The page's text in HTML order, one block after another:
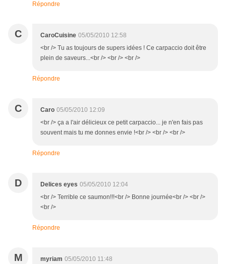
Répondre
C CaroCuisine 05/05/2010 12:58
<br /> Tu as toujours de supers idées ! Ce carpaccio doit être
plein de saveurs...<br /> <br /> <br />
Répondre
C Caro 05/05/2010 12:09
<br /> ça a l'air délicieux ce petit carpaccio... je n'en fais pas
souvent mais tu me donnes envie !<br /> <br /> <br />
Répondre
D Delices eyes 05/05/2010 12:04
<br /> Terrible ce saumon!!!<br /> Bonne journée<br /> <br />
<br />
Répondre
M myriam 05/05/2010 11:48